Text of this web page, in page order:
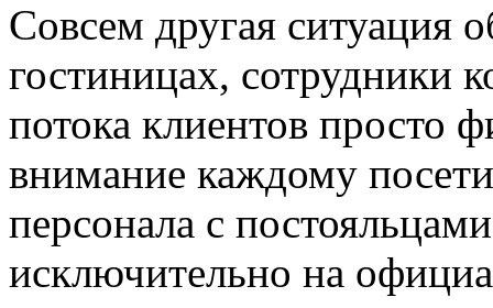
Совсем другая ситуация
гостиницах, сотрудники
потока клиентов просто
внимание каждому
персонала с
исключительно на